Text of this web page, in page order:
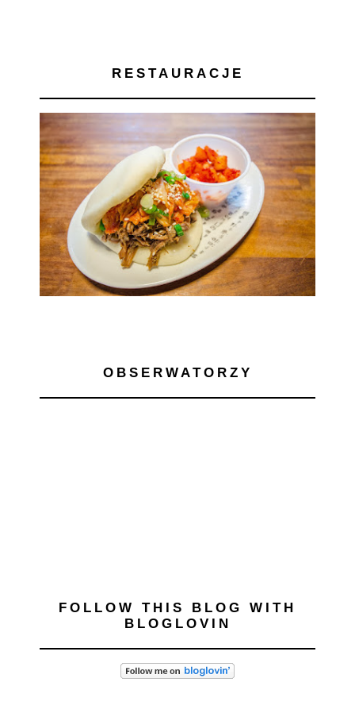
RESTAURACJE
OBSERWATORZY
FOLLOW THIS BLOG WITH
BLOGLOVIN